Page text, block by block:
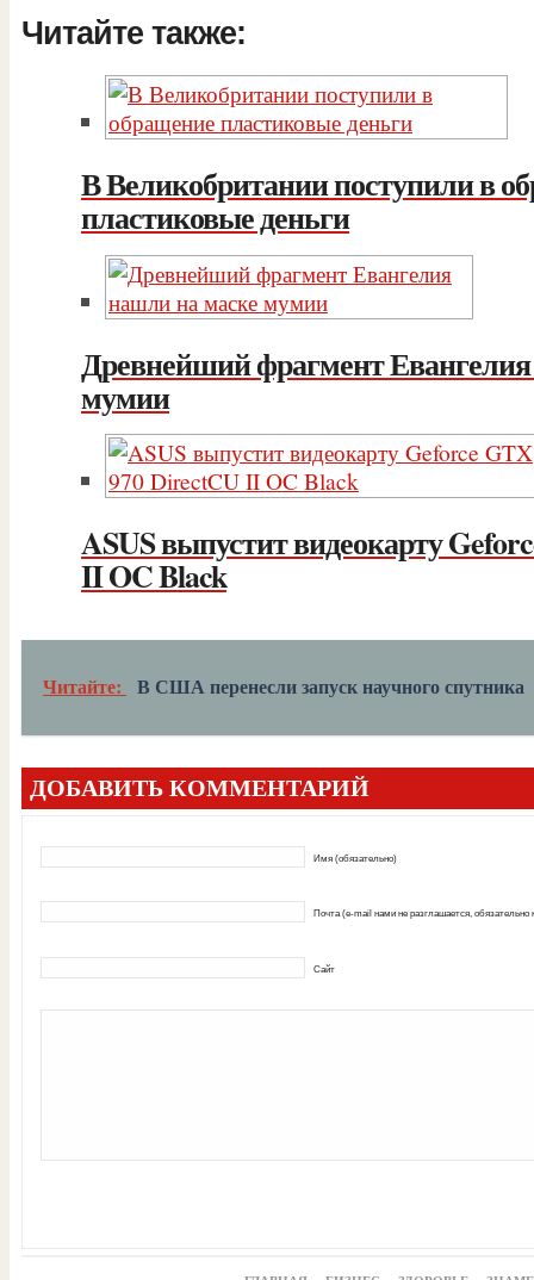
Читайте также:
В Великобритании поступили в
пластиковые деньги
Древнейший фрагмент
мумии
ASUS выпустит видеокарту
II OC Black
Читайте: В США перенесли запуск научного спутника
ДОБАВИТЬ КОММЕНТАРИЙ
Имя (обязательно)
Почта (e-mail нами не разглашается, обязательно
Сайт